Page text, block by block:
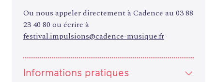
Ou nous appeler directement à Cadence au 03 88
23 40 80 ou écrire à
festival.impulsions@cadence-musique.fr
Informations pratiques